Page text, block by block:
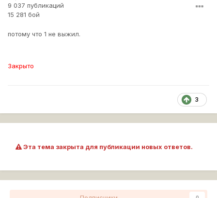
9 037 публикаций
15 281 бой
потому что 1 не выжил.
Закрыто
3
Эта тема закрыта для публикации новых ответов.